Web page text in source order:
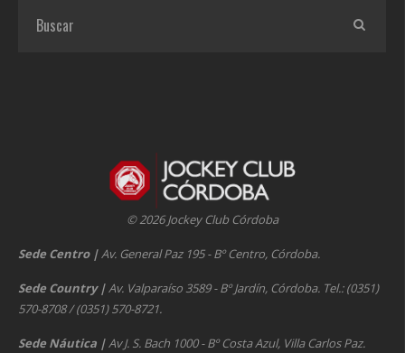
© 2026 Jockey Club Córdoba
Sede Centro |Av. General Paz 195 - Bº Centro, Córdoba.
Sede Country |Av. Valparaíso 3589 - Bº Jardín, Córdoba. Tel.: (0351)
570-8708 / (0351) 570-8721.
Sede Náutica |Av J. S. Bach 1000 - Bº Costa Azul, Villa Carlos Paz.